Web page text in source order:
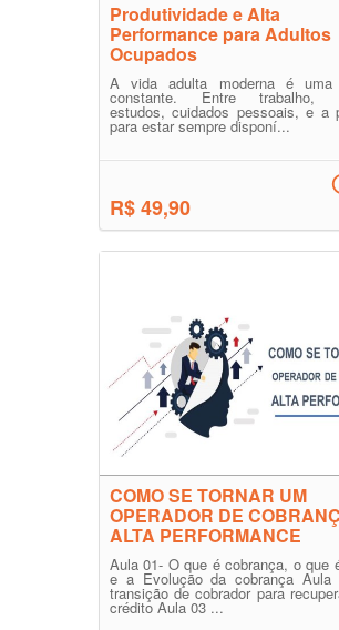
Produtividade e Alta
Performance para Adultos
Ocupados
A vida adulta moderna é uma
constante. Entre trabalho,
estudos, cuidados pessoais, e a
para estar sempre disponí...
R$ 49,90
COMO SE TORNAR UM
OPERADOR DE
ALTA PERFORMANCE
Aula 01- O que é cobrança, o que
e a Evolução da cobrança
transição de cobrador para
crédito Aula 03 ...